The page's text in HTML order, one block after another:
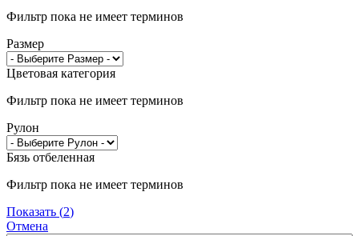
Фильтр пока не имеет терминов
Размер
Цветовая категория
Фильтр пока не имеет терминов
Рулон
Бязь отбеленная
Фильтр пока не имеет терминов
Показать (2)
Отмена